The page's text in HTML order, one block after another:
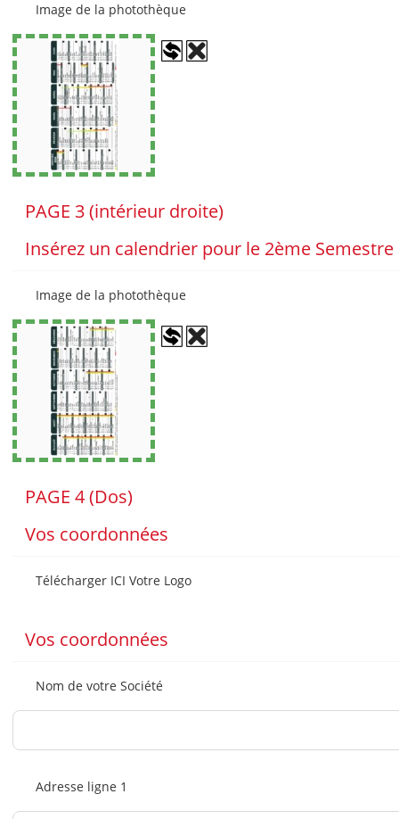
Image de la photothèque
PAGE 3 (intérieur droite)
Insérez un calendrier pour le 2ème Semestre
Image de la photothèque
PAGE 4 (Dos)
Vos coordonnées
Télécharger ICI Votre Logo
Vos coordonnées
Nom de votre Société
Adresse ligne 1